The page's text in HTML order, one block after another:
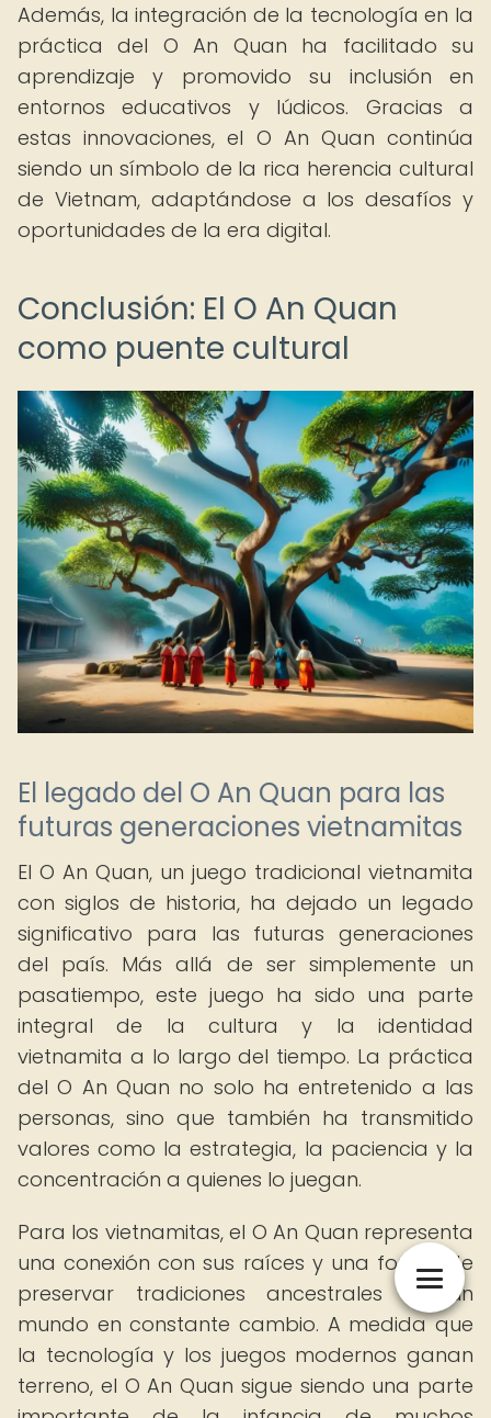
Además, la integración de la tecnología en la
práctica del O An Quan ha facilitado su
aprendizaje y promovido su inclusión en
entornos educativos y lúdicos. Gracias a
estas innovaciones, el O An Quan continúa
siendo un símbolo de la rica herencia cultural
de Vietnam, adaptándose a los desafíos y
oportunidades de la era digital.
Conclusión: El O An Quan
como puente cultural
El legado del O An Quan para las
futuras generaciones vietnamitas
El O An Quan, un juego tradicional vietnamita
con siglos de historia, ha dejado un legado
significativo para las futuras generaciones
del país. Más allá de ser simplemente un
pasatiempo, este juego ha sido una parte
integral de la cultura y la identidad
vietnamita a lo largo del tiempo. La práctica
del O An Quan no solo ha entretenido a las
personas, sino que también ha transmitido
valores como la estrategia, la paciencia y la
concentración a quienes lo juegan.
Para los vietnamitas, el O An Quan representa
una conexión con sus raíces y una forma de
preservar tradiciones ancestrales en un
mundo en constante cambio. A medida que
la tecnología y los juegos modernos ganan
terreno, el O An Quan sigue siendo una parte